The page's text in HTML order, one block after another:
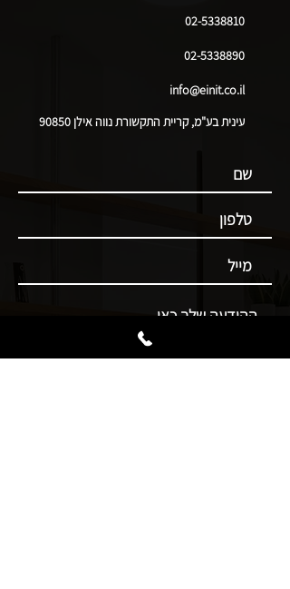
02-5338810
02-5338890
info@einit.co.il
עינית בע"מ, קריית התקשורת נווה אילן 90850